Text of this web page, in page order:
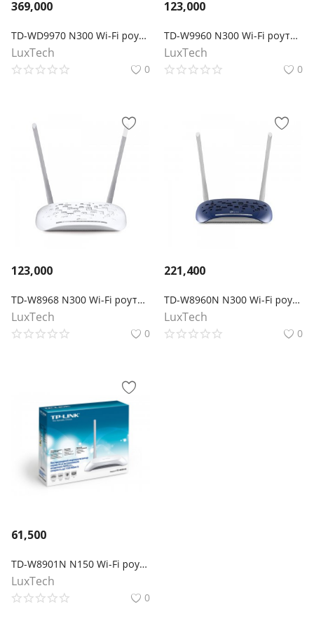
369,000
TD-WD9970 N300 Wi-Fi роутер с модемом VDSL/ADSL и портом USB
LuxTech
0
123,000
TD-W9960 N300 Wi-Fi роутер с модемом VDSL/ADSL
LuxTech
0
123,000
TD-W8968 N300 Wi-Fi роутер с ADSL2+ модемом и портом USB
LuxTech
0
221,400
TD-W8960N N300 Wi-Fi роутер с ADSL2+ модемом
LuxTech
0
61,500
TD-W8901N N150 Wi-Fi роутер с ADSL2+ модемом
LuxTech
0